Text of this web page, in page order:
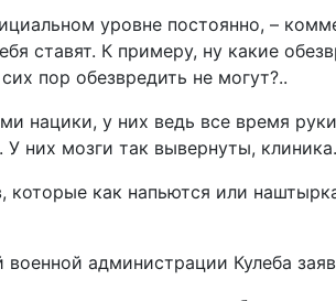
уровне постоянно, –
ставят. К примеру, ну какие
пор обезвредить не могут?..
нацики, у них ведь все время
У них мозги так вывернуты,
которые как напьются или
военной администрации Кулеба